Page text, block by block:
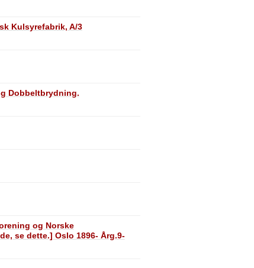
Kulsyrefabrik, A/3
Dobbeltbrydning.
og Norske
se dette.] Oslo 1896- Årg.9-